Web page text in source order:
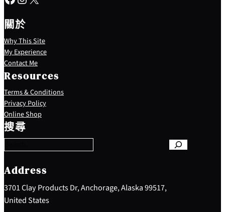
關於
Why This Site
My Experience
Contact Me
Resources
Terms & Conditions
Privacy Policy
Online Shop
搜尋
S
e
a
c
h
Address
3701 Clay Products Dr, Anchorage, Alaska 99517,
United States